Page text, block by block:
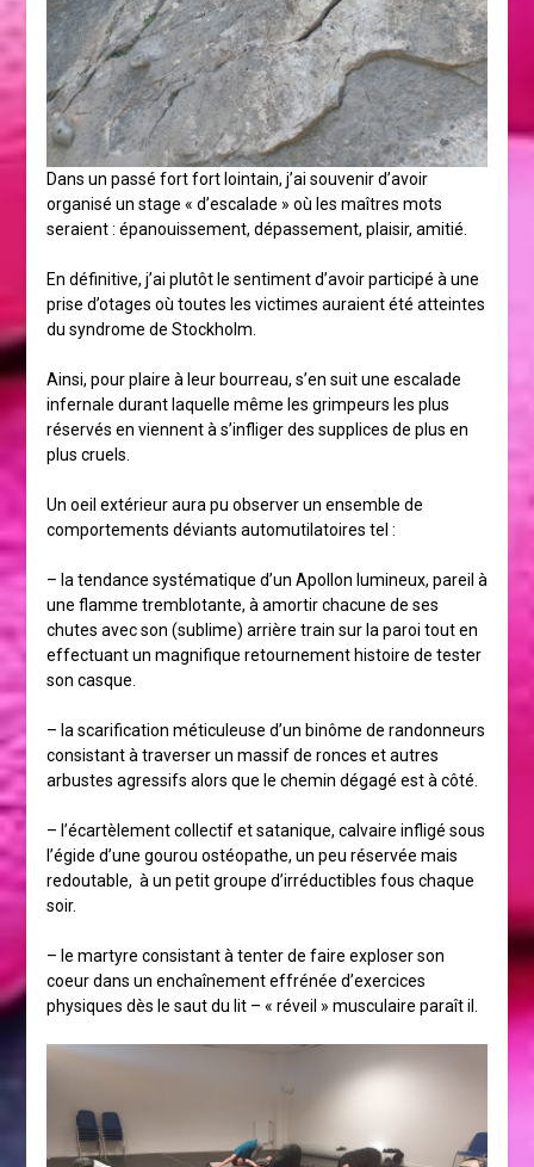
Dans un passé fort fort lointain, j’ai souvenir d’avoir
organisé un stage « d’escalade » où les maîtres mots
seraient : épanouissement, dépassement, plaisir, amitié.
En définitive, j’ai plutôt le sentiment d’avoir participé à une
prise d’otages où toutes les victimes auraient été atteintes
du syndrome de Stockholm.
Ainsi, pour plaire à leur bourreau, s’en suit une escalade
infernale durant laquelle même les grimpeurs les plus
réservés en viennent à s’infliger des supplices de plus en
plus cruels.
Un oeil extérieur aura pu observer un ensemble de
comportements déviants automutilatoires tel :
– la tendance systématique d’un Apollon lumineux, pareil à
une flamme tremblotante, à amortir chacune de ses
chutes avec son (sublime) arrière train sur la paroi tout en
effectuant un magnifique retournement histoire de tester
son casque.
– la scarification méticuleuse d’un binôme de randonneurs
consistant à traverser un massif de ronces et autres
arbustes agressifs alors que le chemin dégagé est à côté.
– l’écartèlement collectif et satanique, calvaire infligé sous
l’égide d’une gourou ostéopathe, un peu réservée mais
redoutable, à un petit groupe d’irréductibles fous chaque
soir.
– le martyre consistant à tenter de faire exploser son
coeur dans un enchaînement effrénée d’exercices
physiques dès le saut du lit – « réveil » musculaire paraît il.